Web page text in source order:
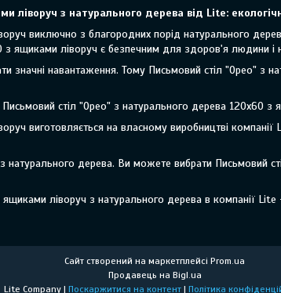
з натурального дерева від Lite:
виключно з благородних порід натурального
з ящиками ліворуч є безпечним для здоров'я людини
значні навантаження. Тому Письмовий стіл "Орео" з
стіл "Орео" з натурального дерева 120х60
виготовляється на власному виробництві
дерева. Ви можете вибрати Письмовий
ліворуч з натурального дерева в компанії
Сайт створений на маркетплейсі Prom.ua
Продавець на Bigl.ua
Lite Company | Поскаржитися на контент | Політика